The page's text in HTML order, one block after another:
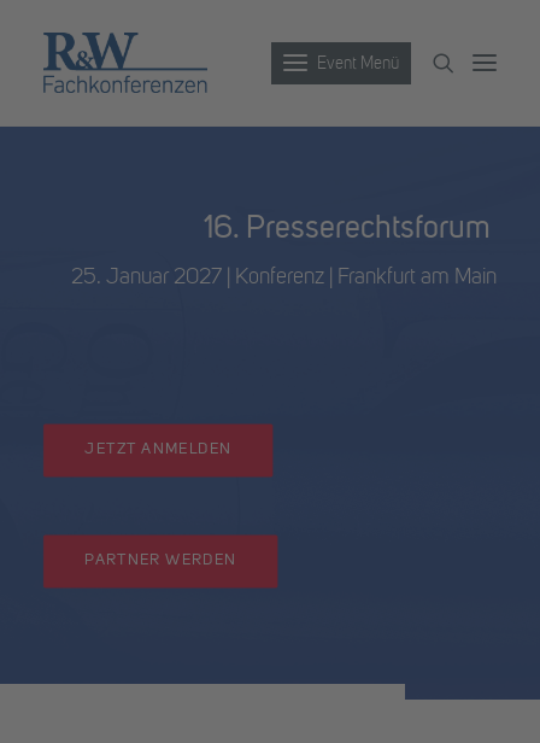
Event Menü
Partner werden
Newsletter
16. Presserechtsforum
25. Januar 2027 | Konferenz | Frankfurt am Main
JETZT ANMELDEN
PARTNER WERDEN